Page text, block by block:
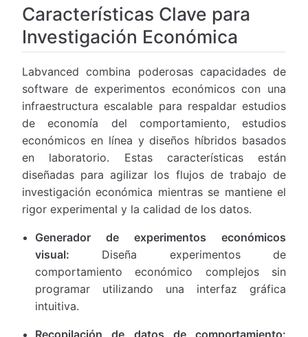
Características Clave para
Investigación Económica
Labvanced combina poderosas capacidades de
software de experimentos económicos con una
infraestructura escalable para respaldar estudios
de economía del comportamiento, estudios
económicos en línea y diseños híbridos basados
en laboratorio. Estas características están
diseñadas para agilizar los flujos de trabajo de
investigación económica mientras se mantiene el
rigor experimental y la calidad de los datos.
Generador de experimentos económicos
visual: Diseña experimentos de
comportamiento económico complejos sin
programar utilizando una interfaz gráfica
intuitiva.